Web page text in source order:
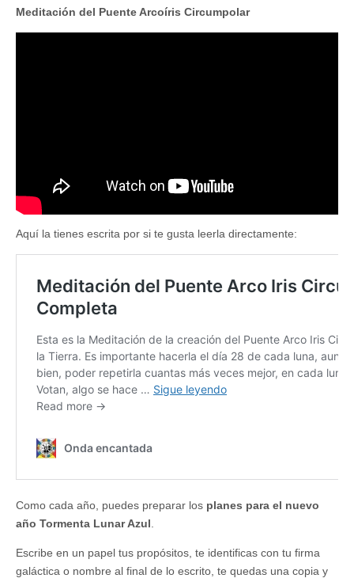
Meditación del Puente Arcoíris Circumpolar
Aquí la tienes escrita por si te gusta leerla directamente:
Como cada año, puedes preparar los planes para el nuevo
año Tormenta Lunar Azul.
Escribe en un papel tus propósitos, te identificas con tu firma
galáctica o nombre al final de lo escrito, te quedas una copia y